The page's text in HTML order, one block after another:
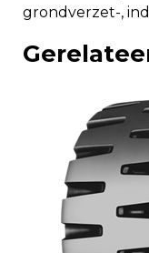
grondverzet-,